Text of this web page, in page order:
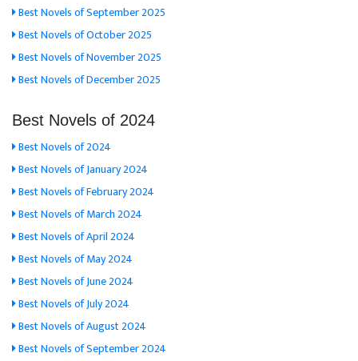
Best Novels of September 2025
Best Novels of October 2025
Best Novels of November 2025
Best Novels of December 2025
Best Novels of 2024
Best Novels of 2024
Best Novels of January 2024
Best Novels of February 2024
Best Novels of March 2024
Best Novels of April 2024
Best Novels of May 2024
Best Novels of June 2024
Best Novels of July 2024
Best Novels of August 2024
Best Novels of September 2024